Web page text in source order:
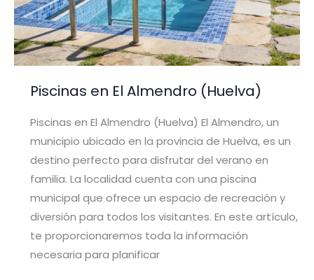
Piscinas en El Almendro (Huelva)
Piscinas en El Almendro (Huelva) El Almendro, un
municipio ubicado en la provincia de Huelva, es un
destino perfecto para disfrutar del verano en
familia. La localidad cuenta con una piscina
municipal que ofrece un espacio de recreación y
diversión para todos los visitantes. En este artículo,
te proporcionaremos toda la información
necesaria para planificar